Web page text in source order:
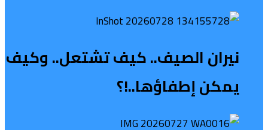
نيران الصيف.. كيف تشتعل.. وكيف
يمكن إطفاؤها..!؟